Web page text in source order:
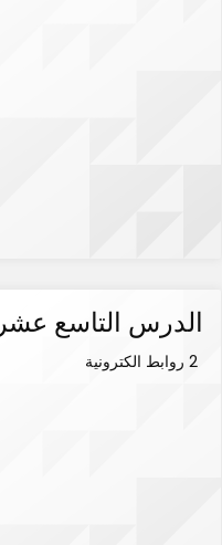
الدرس التاسع عشر
2 روابط الكترونية